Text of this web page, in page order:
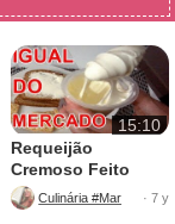
MARA CAPRIO CULINÁRIA E DICAS
15:10
Requeijão
Cremoso Feito
com Soro de
Queijo
· 7 y